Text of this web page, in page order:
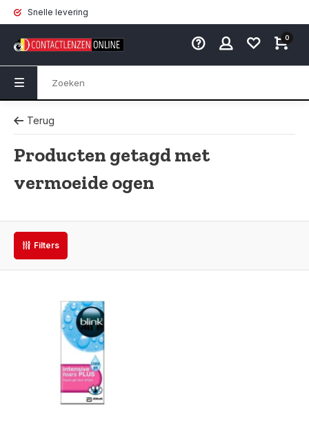
Snelle levering
0
Terug
Producten getagd met
vermoeide ogen
Filters